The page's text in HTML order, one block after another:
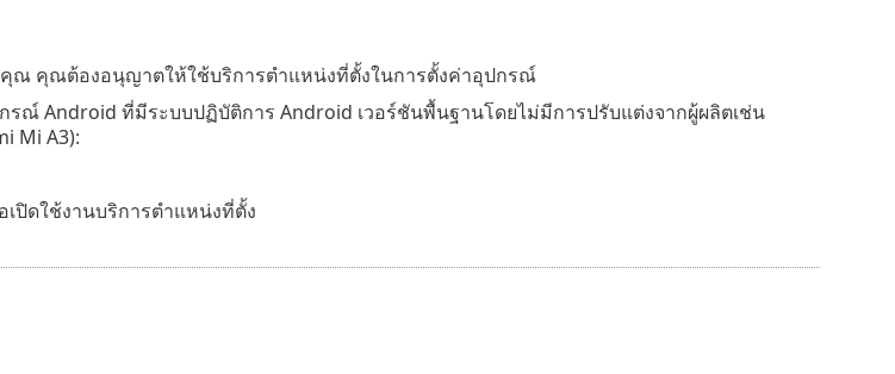
ณ คุณต้องอนุญาตให้ใช้บริการตำแหน่งที่ตั้งในการตั้งค่าอุปกรณ์
ณ์ Android ที่มีระบบปฏิบัติการ Android เวอร์ชันพื้นฐานโดยไม่มีการปรับแต่งจากผู้ผลิตเช่น
Mi A3):
เปิดใช้งานบริการตำแหน่งที่ตั้ง